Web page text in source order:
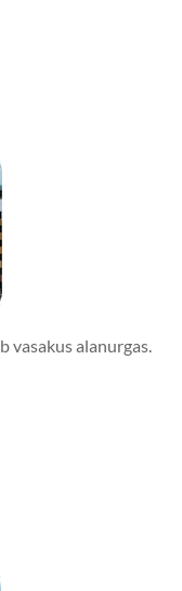
vasakus alanurgas.